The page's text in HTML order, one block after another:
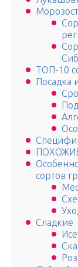
ТОП-10
Посадка
сортов
Сладкие